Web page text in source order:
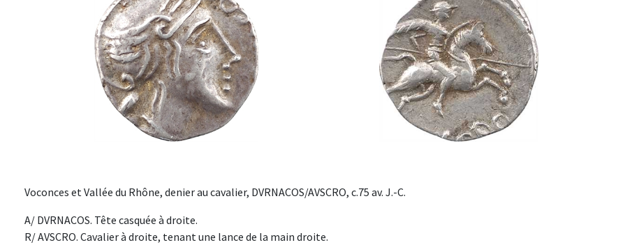
Voconces et Vallée du Rhône, denier au cavalier, DVRNACOS/AVSCRO, c.75 av. J.-C.
A/ DVRNACOS. Tête casquée à droite.
R/ AVSCRO. Cavalier à droite, tenant une lance de la main droite.